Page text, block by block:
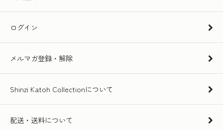
ログイン
メルマガ登録・解除
Shinzi Katoh Collectionについて
配送・送料について